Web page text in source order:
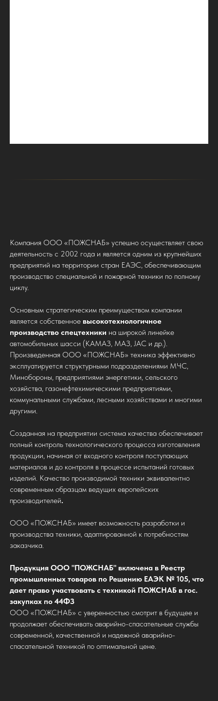
Компания ООО «ПОЖСНАБ» успешно осуществляет свою
деятельность с 2002 года и является одним из крупнейших
предприятий на территории стран ЕАЭС, обеспечивающим
производство специальной и пожарной техники по полному
циклу.
Основным стратегическим преимуществом компании
является собственное высокотехнологичное
производство спецтехники на широкой линейке
автомобильных шасси (КАМАЗ, МАЗ, JAC и др.).
Произведенная ООО «ПОЖСНАБ» техника эффективно
эксплуатируется структурными подразделениями МЧС,
Минобороны, предприятиями энергетики, сельского
хозяйства, газонефтехимическими предприятиями,
коммунальными службами, лесными хозяйствами и многими
другими.
Созданная на предприятии система качества обеспечивает
полный контроль технологического процесса изготовления
продукции, начиная от входного контроля поступающих
материалов и до контроля в процессе испытаний готовых
изделий. Качество производимой техники эквивалентно
современным образцам ведущих европейских
производителей.
ООО «ПОЖСНАБ» имеет возможность разработки и
производства техники, адаптированной к потребностям
заказчика.
Продукция ООО "ПОЖСНАБ" включена в Реестр
промышленных товаров по Решению ЕАЭК № 105, что
дает право участвовать с техникой ПОЖСНАБ в гос.
закупках по 44ФЗ
ООО «ПОЖСНАБ» с уверенностью смотрит в будущее и
продолжает обеспечивать аварийно-спасательные службы
современной, качественной и надежной аварийно-
спасательной техникой по оптимальной цене.